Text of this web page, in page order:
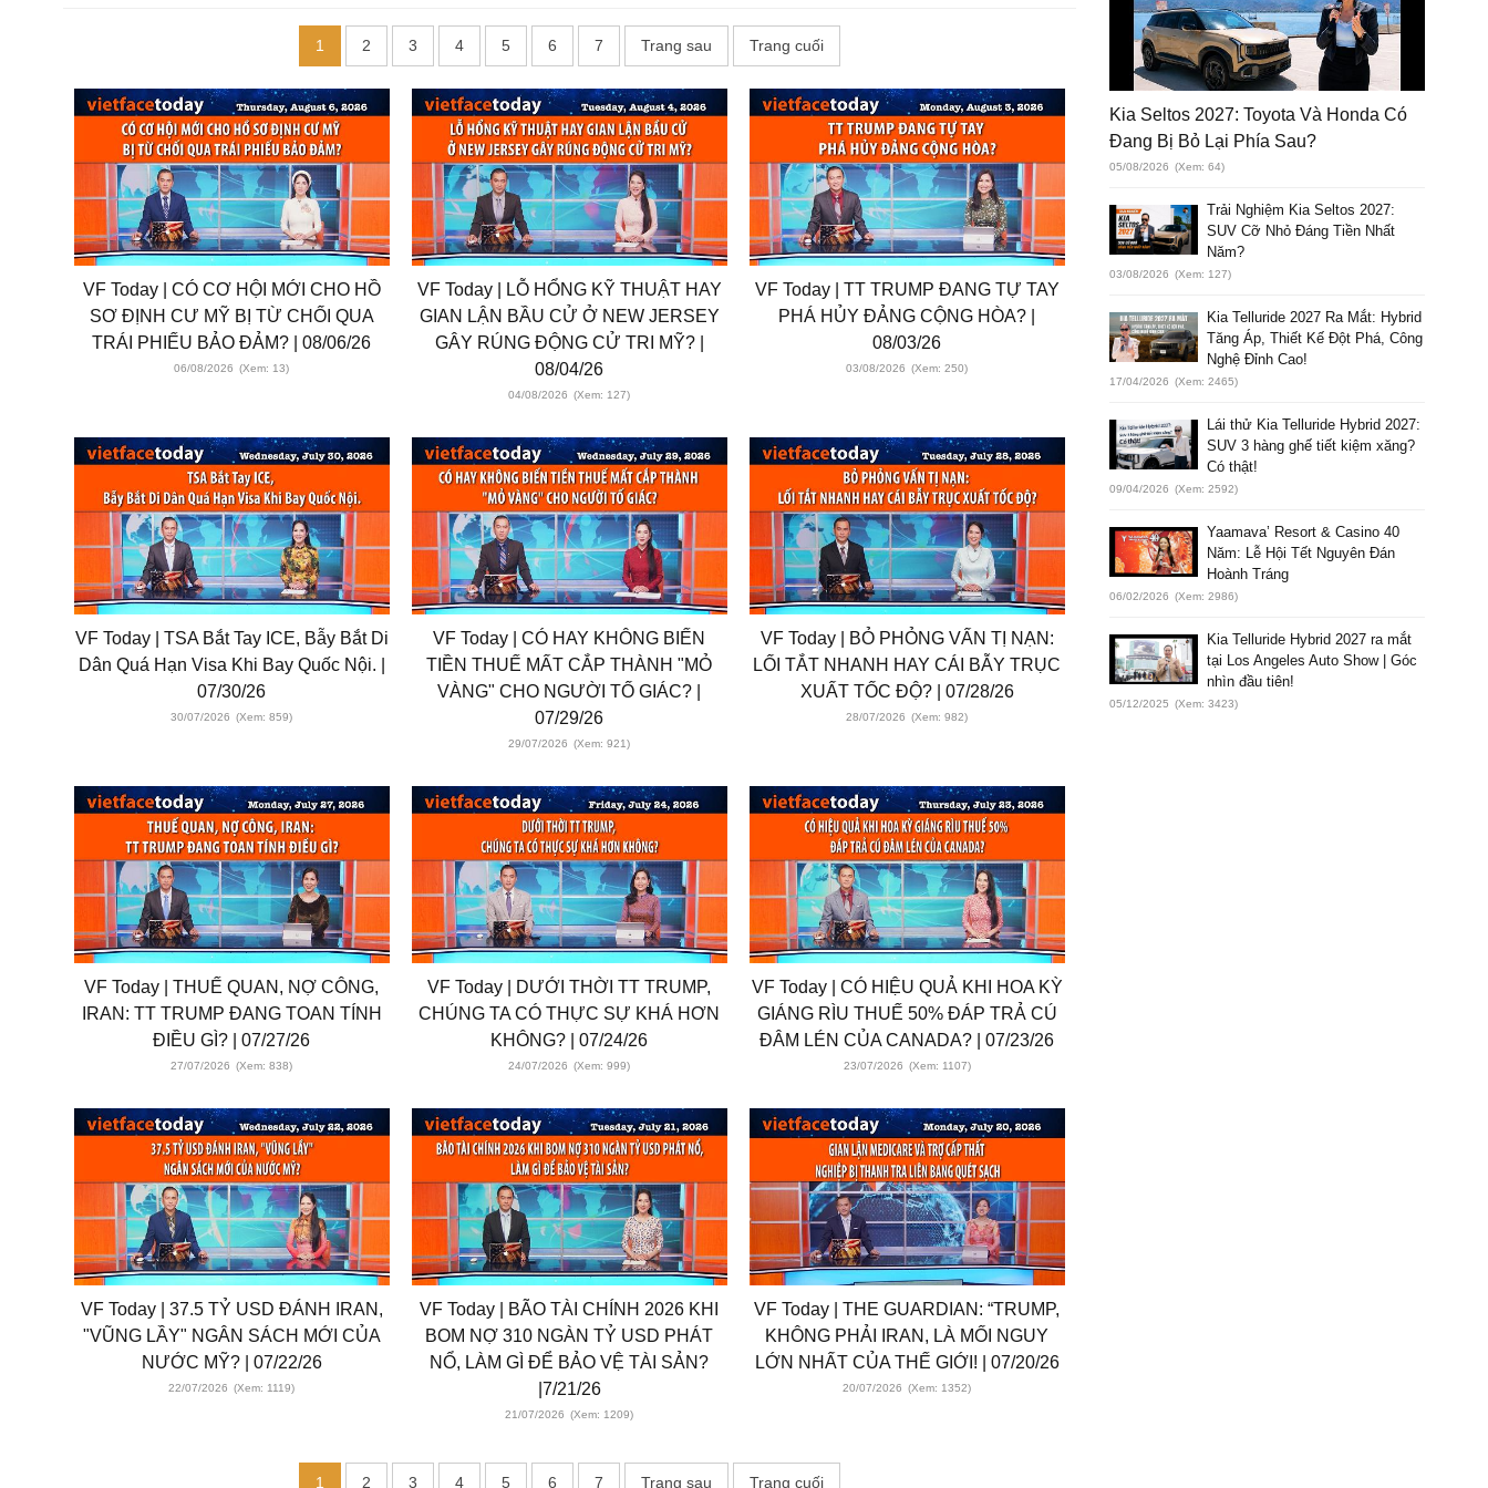
1 2 3 4 5 6 7 Trang sau Trang cuối
VF Today | CÓ CƠ HỘI MỚI CHO HỒ
SƠ ĐỊNH CƯ MỸ BỊ TỪ CHỐI QUA
TRÁI PHIẾU BẢO ĐẢM? | 08/06/26
06/08/2026 (Xem: 13)
VF Today | LỖ HỔNG KỸ THUẬT HAY
GIAN LẬN BẦU CỬ Ở NEW JERSEY
GÂY RÚNG ĐỘNG CỬ TRI MỸ? |
08/04/26
04/08/2026 (Xem: 127)
VF Today | TT TRUMP ĐANG TỰ TAY
PHÁ HỦY ĐẢNG CỘNG HÒA? |
08/03/26
03/08/2026 (Xem: 250)
VF Today | TSA Bắt Tay ICE, Bẫy Bắt Di
Dân Quá Hạn Visa Khi Bay Quốc Nội. |
07/30/26
30/07/2026 (Xem: 859)
VF Today | CÓ HAY KHÔNG BIẾN
TIỀN THUẾ MẤT CẮP THÀNH "MỎ
VÀNG" CHO NGƯỜI TỐ GIÁC? |
07/29/26
29/07/2026 (Xem: 921)
VF Today | BỎ PHỎNG VẤN TỊ NẠN:
LỐI TẮT NHANH HAY CÁI BẪY TRỤC
XUẤT TỐC ĐỘ? | 07/28/26
28/07/2026 (Xem: 982)
VF Today | THUẾ QUAN, NỢ CÔNG,
IRAN: TT TRUMP ĐANG TOAN TÍNH
ĐIỀU GÌ? | 07/27/26
27/07/2026 (Xem: 838)
VF Today | DƯỚI THỜI TT TRUMP,
CHÚNG TA CÓ THỰC SỰ KHÁ HƠN
KHÔNG? | 07/24/26
24/07/2026 (Xem: 999)
VF Today | CÓ HIỆU QUẢ KHI HOA KỲ
GIÁNG RÌU THUẾ 50% ĐÁP TRẢ CÚ
ĐÂM LÉN CỦA CANADA? | 07/23/26
23/07/2026 (Xem: 1107)
VF Today | 37.5 TỶ USD ĐÁNH IRAN,
"VŨNG LẦY" NGÂN SÁCH MỚI CỦA
NƯỚC MỸ? | 07/22/26
22/07/2026 (Xem: 1119)
VF Today | BÃO TÀI CHÍNH 2026 KHI
BOM NỢ 310 NGÀN TỶ USD PHÁT
NỔ, LÀM GÌ ĐỂ BẢO VỆ TÀI SẢN?
|7/21/26
21/07/2026 (Xem: 1209)
VF Today | THE GUARDIAN: “TRUMP,
KHÔNG PHẢI IRAN, LÀ MỐI NGUY
LỚN NHẤT CỦA THẾ GIỚI! | 07/20/26
20/07/2026 (Xem: 1352)
1 2 3 4 5 6 7 Trang sau Trang cuối
Kia Seltos 2027: Toyota Và Honda Có
Đang Bị Bỏ Lại Phía Sau?
05/08/2026 (Xem: 64)
Trải Nghiệm Kia Seltos 2027:
SUV Cỡ Nhỏ Đáng Tiền Nhất
Năm?
03/08/2026 (Xem: 127)
Kia Telluride 2027 Ra Mắt: Hybrid
Tăng Áp, Thiết Kế Đột Phá, Công
Nghệ Đỉnh Cao!
17/04/2026 (Xem: 2465)
Lái thử Kia Telluride Hybrid 2027:
SUV 3 hàng ghế tiết kiệm xăng?
Có thật!
09/04/2026 (Xem: 2592)
Yaamava’ Resort & Casino 40
Năm: Lễ Hội Tết Nguyên Đán
Hoành Tráng
06/02/2026 (Xem: 2986)
Kia Telluride Hybrid 2027 ra mắt
tại Los Angeles Auto Show | Góc
nhìn đầu tiên!
05/12/2025 (Xem: 3423)